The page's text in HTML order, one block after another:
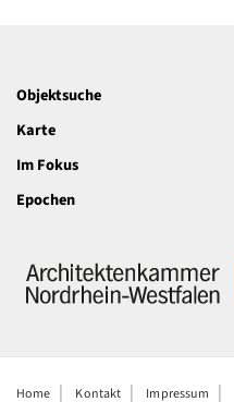
Objektsuche
Karte
Im Fokus
Epochen
Home Kontakt Impressum